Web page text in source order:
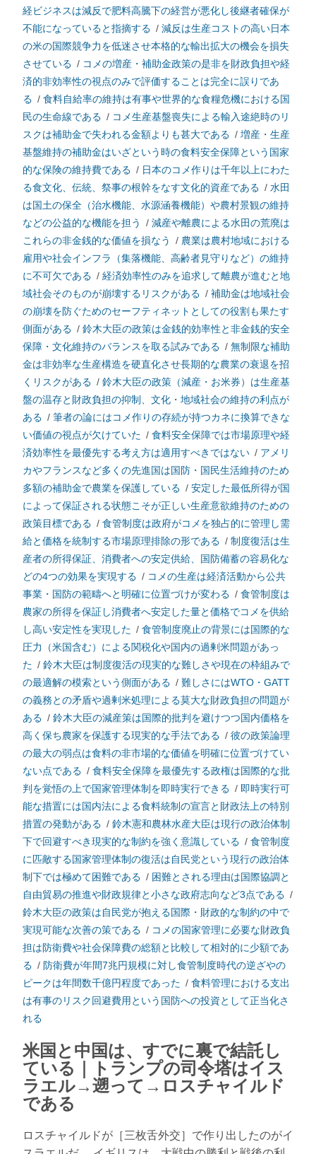
経ビジネスは減反で肥料高騰下の経営が悪化し後継者確保が
不能になっていると指摘する / 減反は生産コストの高い日本
の米の国際競争力を低迷させ本格的な輸出拡大の機会を損失
させている / コメの増産・補助金政策の是非を財政負担や経
済的非効率性の視点のみで評価することは完全に誤りであ
る / 食料自給率の維持は有事や世界的な食糧危機における国
民の生命線である / コメ生産基盤喪失による輸入途絶時のリ
スクは補助金で失われる金額よりも甚大である / 増産・生産
基盤維持の補助金はいざという時の食料安全保障という国家
的な保険の維持費である / 日本のコメ作りは千年以上にわた
る食文化、伝統、祭事の根幹をなす文化的資産である / 水田
は国土の保全（治水機能、水源涵養機能）や農村景観の維持
などの公益的な機能を担う
/ 減産や離農による水田の荒廃は
これらの非金銭的な価値を損なう
/ 農業は農村地域における
雇用や社会インフラ（集落機能、高齢者見守りなど）の維持
に不可欠である / 経済効率性のみを追求して離農が進むと地
域社会そのものが崩壊するリスクがある / 補助金は地域社会
の崩壊を防ぐためのセーフティネットとしての役割も果たす
側面がある / 鈴木大臣の政策は金銭的効率性と非金銭的安全
保障・文化維持のバランスを取る試みである / 無制限な補助
金は非効率な生産構造を硬直化させ長期的な農業の衰退を招
くリスクがある / 鈴木大臣の政策（減産・お米券）は生産基
盤の温存と財政負担の抑制、文化・地域社会の維持の利点が
ある / 筆者の論にはコメ作りの存続が持つカネに換算できな
い価値の視点が欠けていた / 食料安全保障では市場原理や経
済効率性を最優先する考え方は適用すべきではない / アメリ
カやフランスなど多くの先進国は国防・国民生活維持のため
多額の補助金で農業を保護している / 安定した最低所得が国
によって保証される状態こそが正しい生産意欲維持のための
政策目標である / 食管制度は政府がコメを独占的に管理し需
給と価格を統制する市場原理排除の形である / 制度復活は生
産者の所得保証、消費者への安定供給、国防備蓄の容易化な
どの4つの効果を実現する / コメの生産は経済活動から公共
事業・国防の範疇へと明確に位置づけが変わる / 食管制度は
農家の所得を保証し消費者へ安定した量と価格でコメを供給
し高い安定性を実現した / 食管制度廃止の背景には国際的な
圧力（米国含む）による関税化や国内の過剰米問題があっ
た / 鈴木大臣は制度復活の現実的な難しさや現在の枠組みで
の最適解の模索という側面がある / 難しさにはWTO・GATT
の義務との矛盾や過剰米処理による莫大な財政負担の問題が
ある / 鈴木大臣の減産策は国際的批判を避けつつ国内価格を
高く保ち農家を保護する現実的な手法である / 彼の政策論理
の最大の弱点は食料の非市場的な価値を明確に位置づけてい
ない点である / 食料安全保障を最優先する政権は国際的な批
判を覚悟の上で国家管理体制を即時実行できる / 即時実行可
能な措置には国内法による食料統制の宣言と財政法上の特別
措置の発動がある / 鈴木憲和農林水産大臣は現行の政治体制
下で回避すべき現実的な制約を強く意識している / 食管制度
に匹敵する国家管理体制の復活は自民党という現行の政治体
制下では極めて困難である / 困難とされる理由は国際協調と
自由貿易の推進や財政規律と小さな政府志向など3点である /
鈴木大臣の政策は自民党が抱える国際・財政的な制約の中で
実現可能な次善の策である / コメの国家管理に必要な財政負
担は防衛費や社会保障費の総額と比較して相対的に少額であ
る / 防衛費が年間7兆円規模に対し食管制度時代の逆ざやの
ピークは年間数千億円程度であった / 食料管理における支出
は有事のリスク回避費用という国防への投資として正当化さ
れる
米国と中国は、すでに裏で結託し
ている｜トランプの司令塔はイス
ラエル→遡って→ロスチャイルド
である
ロスチャイルドが［三枚舌外交］で作り出したのがイ